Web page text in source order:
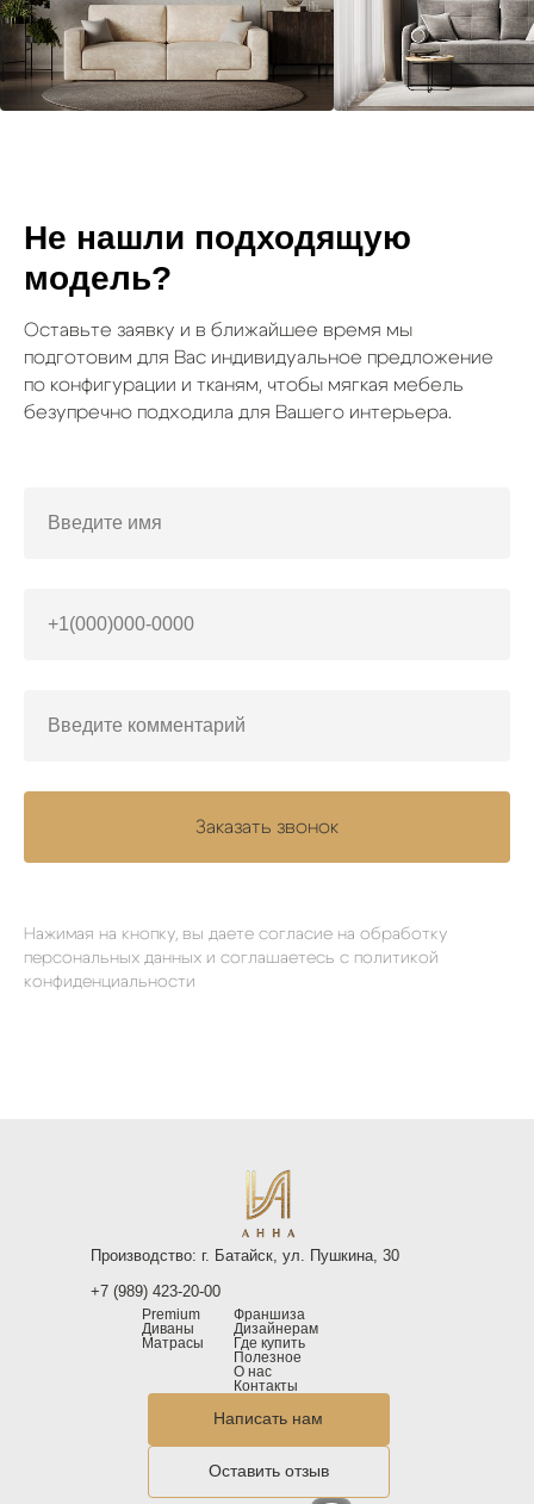
Не нашли подходящую
модель?
Оставьте заявку и в ближайшее время мы
подготовим для Вас индивидуальное предложение
по конфигурации и тканям, чтобы мягкая мебель
безупречно подходила для Вашего интерьера.
Заказать звонок
Нажимая на кнопку, вы даете согласие на обработку
персональных данных и соглашаетесь c политикой
конфиденциальности
Производство: г. Батайск, ул. Пушкина, 30
+7 (989) 423-20-00
Premium
Диваны
Матрасы
Франшиза
Дизайнерам
Где купить
Полезное
О нас
Контакты
Написать нам
Оставить отзыв